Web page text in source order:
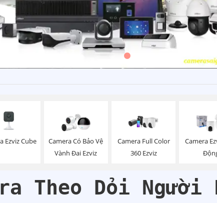
Ezviz Cube
Camera Có Bảo Vệ
Vành Đai Ezviz
Camera Full Color
360 Ezviz
Camera
Theo Dỏi Người